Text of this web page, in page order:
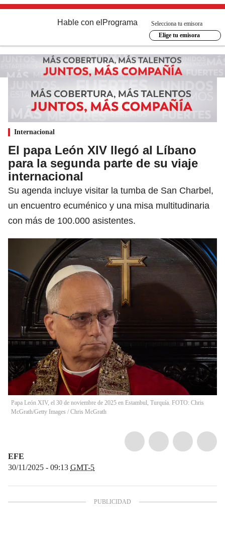
Hable con el Programa
Selecciona tu emisora
Elige tu emisora
Internacional
El papa León XIV llegó al Líbano
para la segunda parte de su viaje
internacional
Su agenda incluye visitar la tumba de San Charbel,
un encuentro ecuménico y una misa multitudinaria
con más de 100.000 asistentes.
Papa León XIV, el 30 de noviembre de 2025 en Estambul, Turquía. FOTO: Chris
McGrath/Getty Images / Chris McGrath
EFE
30/11/2025 - 09:13 GMT-5